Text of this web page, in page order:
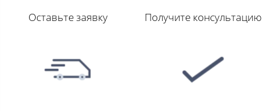
Оставьте заявку Получите консультацию